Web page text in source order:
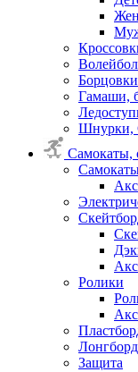
Борцовки
Гамаши,
Шнурки,
Самокаты,
Ролики
Защита